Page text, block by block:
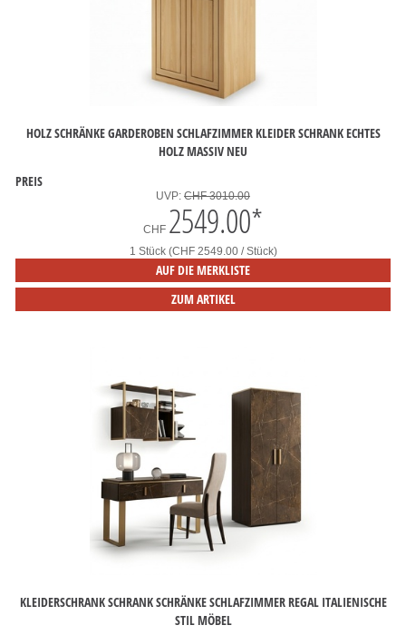
HOLZ SCHRÄNKE GARDEROBEN SCHLAFZIMMER KLEIDER SCHRANK ECHTES
HOLZ MASSIV NEU
PREIS
UVP: CHF 3010.00
CHF 2549.00*
1 Stück (CHF 2549.00 / Stück)
AUF DIE MERKLISTE
ZUM ARTIKEL
KLEIDERSCHRANK SCHRANK SCHRÄNKE SCHLAFZIMMER REGAL ITALIENISCHE
STIL MÖBEL